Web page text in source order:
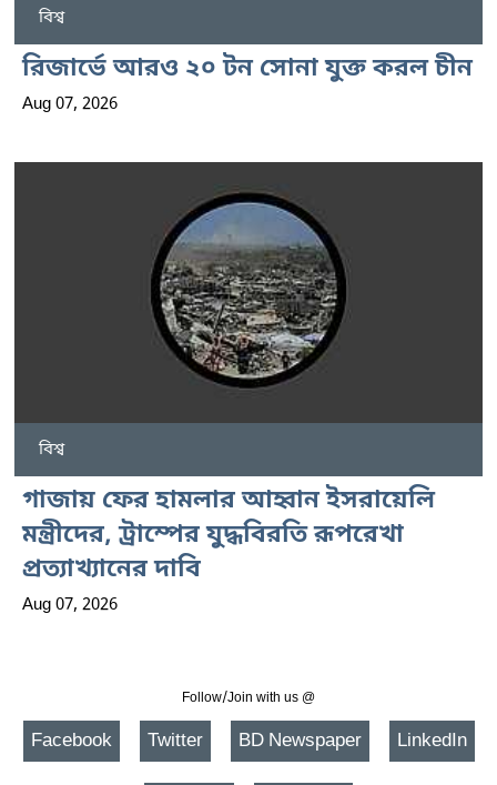
বিশ্ব
রিজার্ভে আরও ২০ টন সোনা যুক্ত করল চীন
Aug 07, 2026
বিশ্ব
গাজায় ফের হামলার আহ্বান ইসরায়েলি
মন্ত্রীদের, ট্রাম্পের যুদ্ধবিরতি রূপরেখা
প্রত্যাখ্যানের দাবি
Aug 07, 2026
Follow/Join with us @
Facebook Twitter BD Newspaper LinkedIn